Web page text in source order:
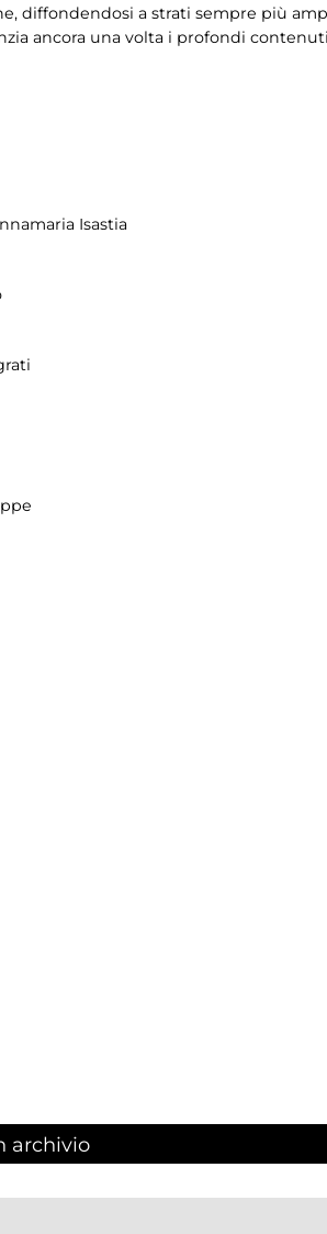
diffondendosi a strati sempre più
ancora una volta i profondi
Isastia
archivio